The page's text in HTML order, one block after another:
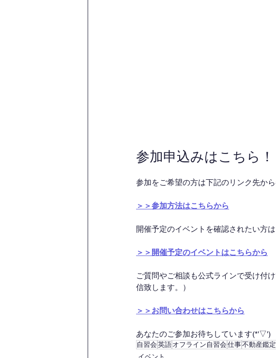
参加申込みはこちら！
参加をご希望の方は下記のリンク先か
＞＞参加方法はこちらから
開催予定のイベントを確認されたい方
＞＞開催予定のイベントはこちらから
ご質問やご相談も公式ラインで受け付
信致します。）
＞＞お問い合わせはこちらから
あなたのご参加お待ちしています(*'▽')
自習会英語オフライン自習会仕事不動産鑑